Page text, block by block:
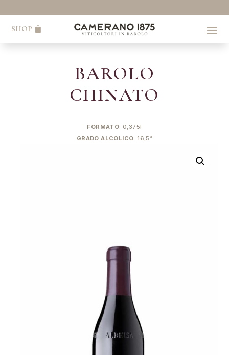
SHOP
BAROLO
CHINATO
FORMATO: 0,375l
GRADO ALCOLICO: 16,5°